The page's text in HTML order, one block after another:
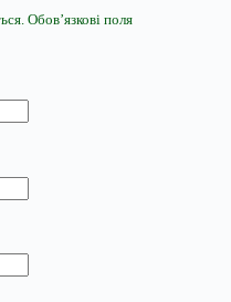
Обов’язкові поля